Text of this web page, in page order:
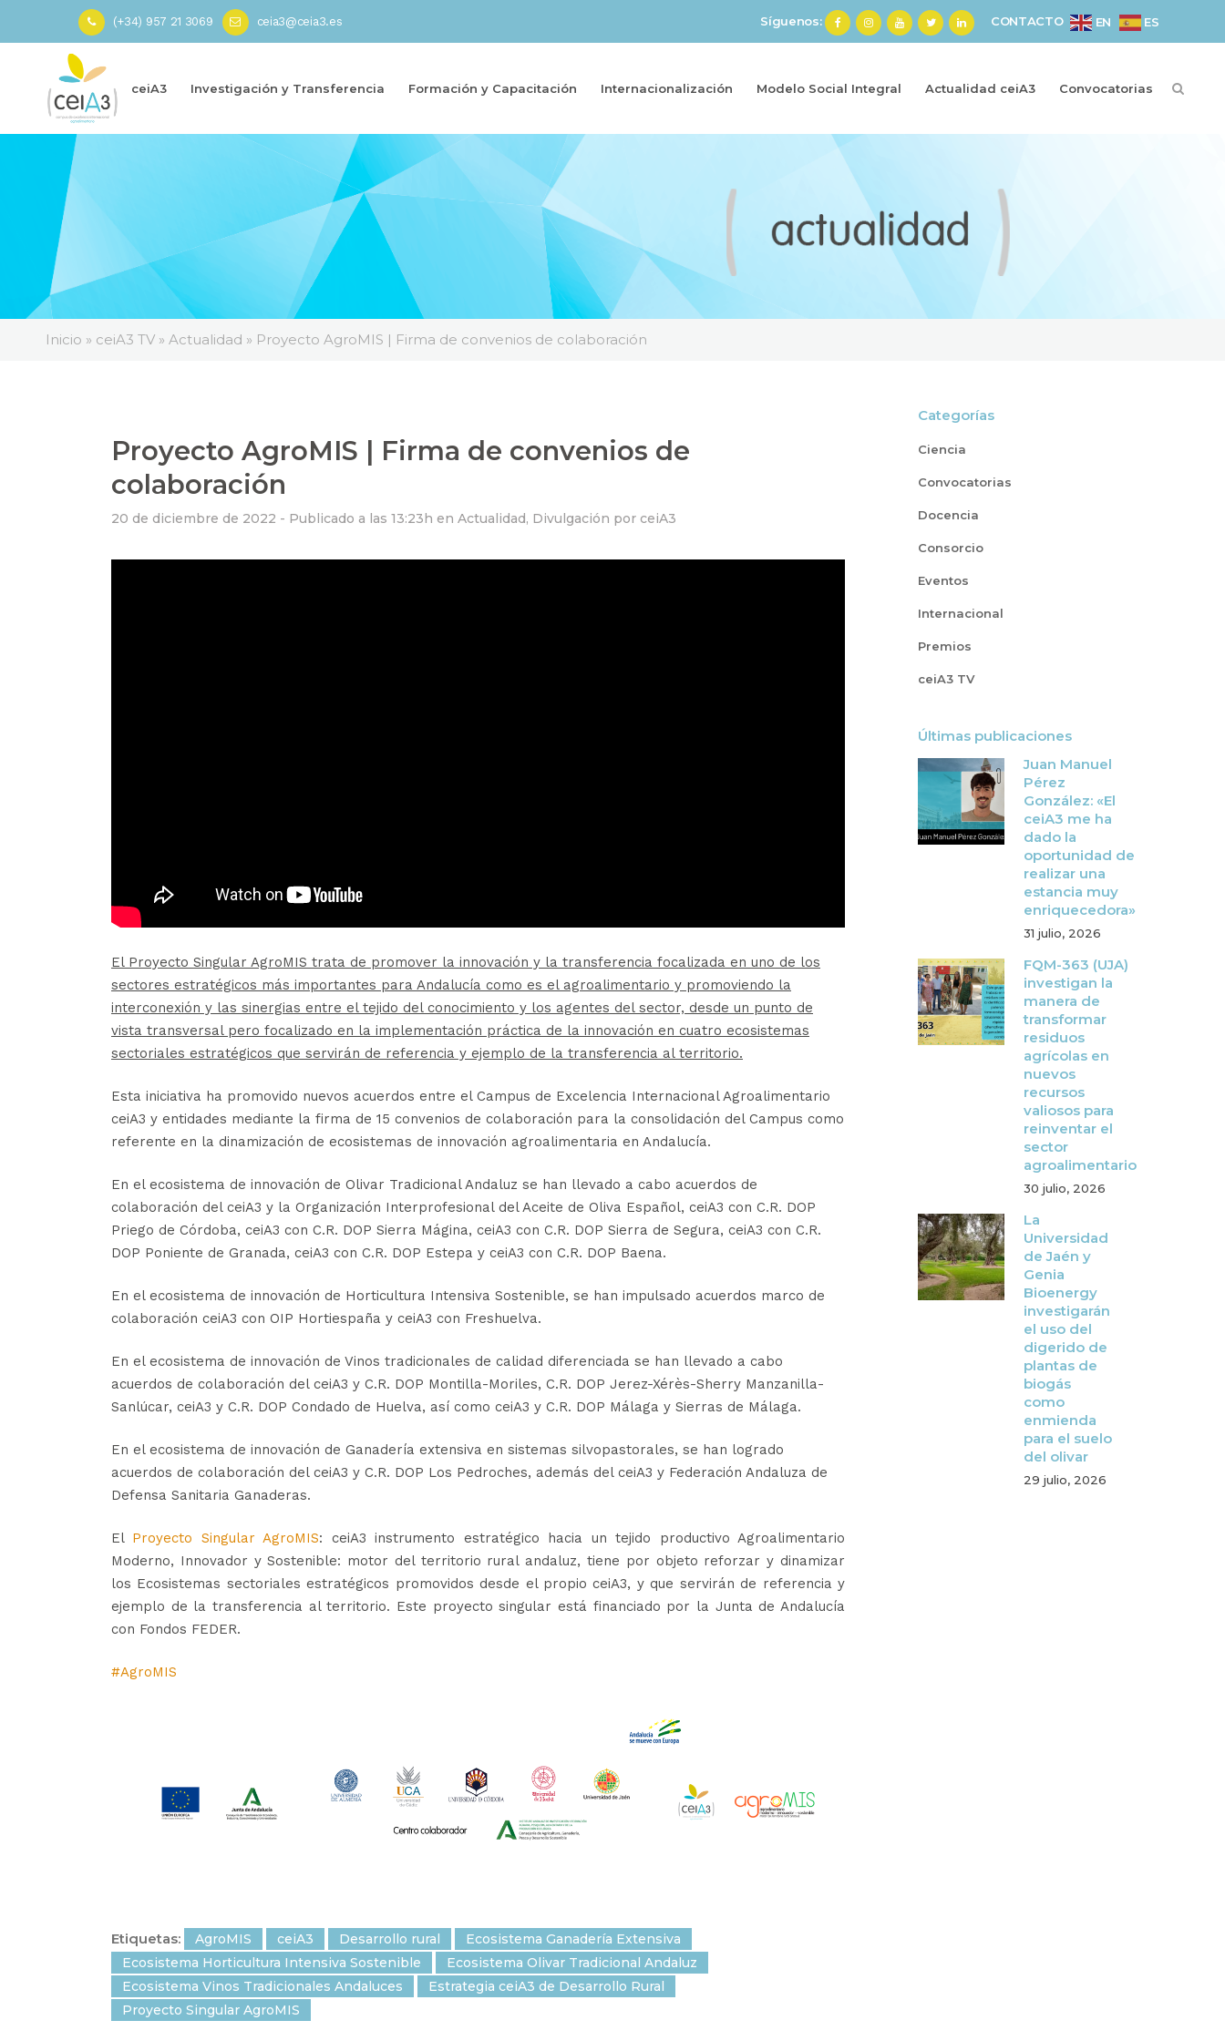
(+34) 957 21 3069 ceia3@ceia3.es Síguenos: CONTACTO EN ES
ceiA3 Investigación y Transferencia Formación y Capacitación Internacionalización Modelo Social Integral Actualidad ceiA3 Convocatorias
Inicio » ceiA3 TV » Actualidad » Proyecto AgroMIS | Firma de convenios de colaboración
Proyecto AgroMIS | Firma de convenios de
colaboración
20 de diciembre de 2022 - Publicado a las 13:23h en Actualidad, Divulgación por ceiA3
El Proyecto Singular AgroMIS trata de promover la innovación y la transferencia focalizada en uno de los
sectores estratégicos más importantes para Andalucía como es el agroalimentario y promoviendo la
interconexión y las sinergias entre el tejido del conocimiento y los agentes del sector, desde un punto de
vista transversal pero focalizado en la implementación práctica de la innovación en cuatro ecosistemas
sectoriales estratégicos que servirán de referencia y ejemplo de la transferencia al territorio.
Esta iniciativa ha promovido nuevos acuerdos entre el Campus de Excelencia Internacional Agroalimentario
ceiA3 y entidades mediante la firma de 15 convenios de colaboración para la consolidación del Campus como
referente en la dinamización de ecosistemas de innovación agroalimentaria en Andalucía.
En el ecosistema de innovación de Olivar Tradicional Andaluz se han llevado a cabo acuerdos de
colaboración del ceiA3 y la Organización Interprofesional del Aceite de Oliva Español, ceiA3 con C.R. DOP
Priego de Córdoba, ceiA3 con C.R. DOP Sierra Mágina, ceiA3 con C.R. DOP Sierra de Segura, ceiA3 con C.R.
DOP Poniente de Granada, ceiA3 con C.R. DOP Estepa y ceiA3 con C.R. DOP Baena.
En el ecosistema de innovación de Horticultura Intensiva Sostenible, se han impulsado acuerdos marco de
colaboración ceiA3 con OIP Hortiespaña y ceiA3 con Freshuelva.
En el ecosistema de innovación de Vinos tradicionales de calidad diferenciada se han llevado a cabo
acuerdos de colaboración del ceiA3 y C.R. DOP Montilla-Moriles, C.R. DOP Jerez-Xérès-Sherry Manzanilla-
Sanlúcar, ceiA3 y C.R. DOP Condado de Huelva, así como ceiA3 y C.R. DOP Málaga y Sierras de Málaga.
En el ecosistema de innovación de Ganadería extensiva en sistemas silvopastorales, se han logrado
acuerdos de colaboración del ceiA3 y C.R. DOP Los Pedroches, además del ceiA3 y Federación Andaluza de
Defensa Sanitaria Ganaderas.
El Proyecto Singular AgroMIS: ceiA3 instrumento estratégico hacia un tejido productivo Agroalimentario
Moderno, Innovador y Sostenible: motor del territorio rural andaluz, tiene por objeto reforzar y dinamizar
los Ecosistemas sectoriales estratégicos promovidos desde el propio ceiA3, y que servirán de referencia y
ejemplo de la transferencia al territorio. Este proyecto singular está financiado por la Junta de Andalucía
con Fondos FEDER.
#AgroMIS
Etiquetas: AgroMIS ceiA3 Desarrollo rural
Ecosistema Ganadería Extensiva
Ecosistema Horticultura Intensiva Sostenible
Ecosistema Olivar Tradicional Andaluz
Ecosistema Vinos Tradicionales Andaluces
Estrategia ceiA3 de Desarrollo Rural
Proyecto Singular AgroMIS
Categorías
Ciencia
Convocatorias
Docencia
Consorcio
Eventos
Internacional
Premios
ceiA3 TV
Últimas publicaciones
Juan Manuel
Pérez
González: «El
ceiA3 me ha
dado la
oportunidad de
realizar una
estancia muy
enriquecedora»
31 julio, 2026
FQM-363 (UJA)
investigan la
manera de
transformar
residuos
agrícolas en
nuevos
recursos
valiosos para
reinventar el
sector
agroalimentario
30 julio, 2026
La
Universidad
de Jaén y
Genia
Bioenergy
investigarán
el uso del
digerido de
plantas de
biogás
como
enmienda
para el suelo
del olivar
29 julio, 2026